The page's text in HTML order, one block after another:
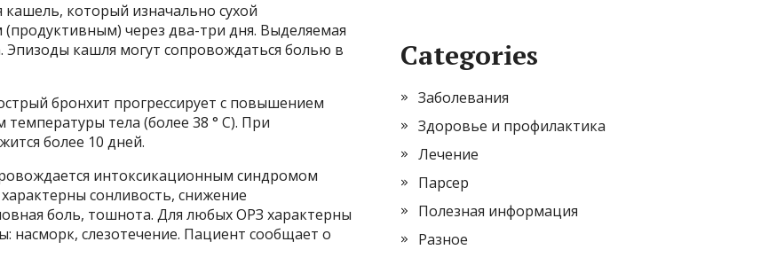
который изначально сухой
через два-три дня. Выделяемая
Эпизоды кашля могут сопровождаться болью в
бронхит прогрессирует с повышением
тела (более 38 ° C). При
более 10 дней.
интоксикационным синдромом
сонливость, снижение
боль, тошнота. Для любых ОРЗ характерны
слезотечение. Пациент сообщает о
Categories
Заболевания
Здоровье и профилактика
Лечение
Парсер
Полезная информация
Разное